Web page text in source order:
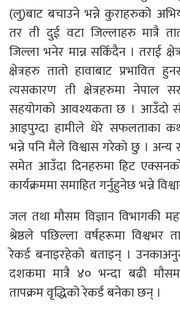
(लु)बाट बचाउने भन्ने कुराहरुको
तर ती दुई वटा जिल्लाहरु मात्रै
जिल्ला भनेर मान्न सकिँदैन । तराई
क्षेत्रहरु तातो हावाबाट प्रभावित
त्यसकारण ती क्षेत्रहरुमा नेपाल
सहयोगको आवश्यकता छ । आउँदो
आइपुग्दा हामीले धेरे सफलताका
भन्ने पनि मैले विश्वास गरेको छु ।
समेत आउँदा दिनहरुमा हिट
कार्यक्रममा समाहित गर्नुहुनेछ भन्ने
जल तथा मौसम विज्ञान विभागकी
श्रेष्ठले पछिल्ला वर्षहरूमा विश्वभर
रेकर्ड बनाइरहेको बताइन् ।
दशकमा मात्रै ४० भन्दा बढी
तापक्रम वृद्धिको रेकर्ड बनेका छन् ।